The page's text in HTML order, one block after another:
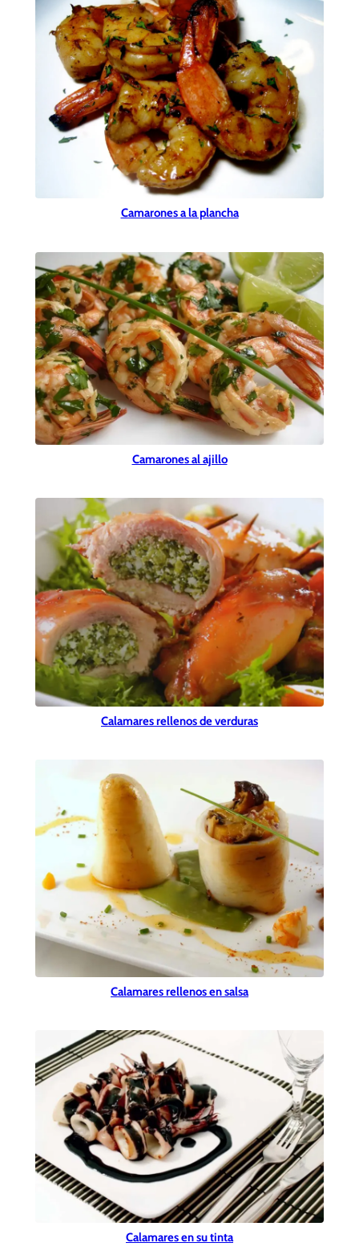
Camarones a la plancha
Camarones al ajillo
Calamares rellenos de verduras
Calamares rellenos en salsa
Calamares en su tinta